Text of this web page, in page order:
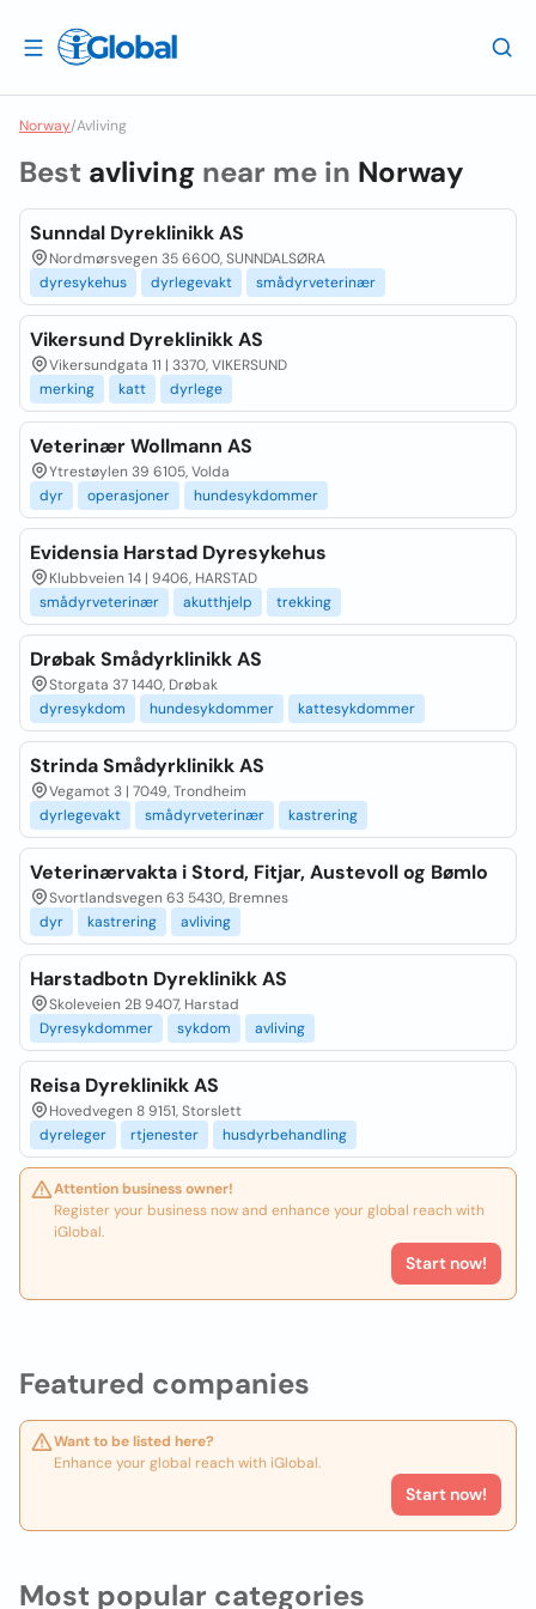
Norway/Avliving
Featured companies
Want to be listed here?
Enhance your global reach with iGlobal.
Start now!
Best avliving near me in Norway
Sunndal Dyreklinikk AS
Nordmørsvegen 35 6600, SUNNDALSØRA
dyresykehus
dyrlegevakt smådyrveterinær
Vikersund Dyreklinikk AS
Vikersundgata 11 | 3370, VIKERSUND
merking
katt dyrlege
Veterinær Wollmann AS
Ytrestøylen 39 6105, Volda
dyr
operasjoner hundesykdommer
Evidensia Harstad Dyresykehus
Klubbveien 14 | 9406, HARSTAD
smådyrveterinær
akutthjelp trekking
Drøbak Smådyrklinikk AS
Storgata 37 1440, Drøbak
dyresykdom
hundesykdommer kattesykdommer
Strinda Smådyrklinikk AS
Vegamot 3 | 7049, Trondheim
dyrlegevakt
smådyrveterinær kastrering
Veterinærvakta i Stord, Fitjar, Austevoll og Bømlo
Svortlandsvegen 63 5430, Bremnes
dyr
kastrering avliving
Harstadbotn Dyreklinikk AS
Skoleveien 2B 9407, Harstad
Dyresykdommer
sykdom avliving
Reisa Dyreklinikk AS
Hovedvegen 8 9151, Storslett
dyreleger
rtjenester husdyrbehandling
Attention business owner!
Register your business now and enhance your global reach with
iGlobal.
Start now!
Most popular categories